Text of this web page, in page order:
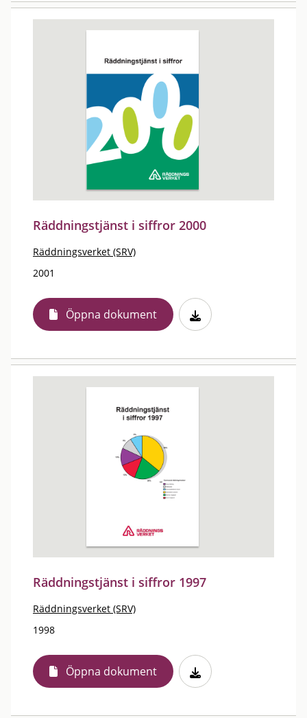
Räddningstjänst i siffror 2000
Räddningsverket (SRV)
2001
Öppna dokument
Räddningstjänst i siffror 1997
Räddningsverket (SRV)
1998
Öppna dokument